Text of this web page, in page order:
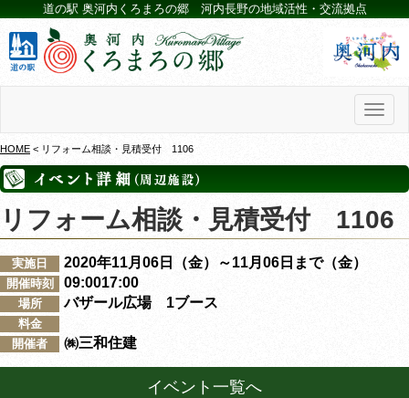
道の駅 奥河内くろまろの郷 河内長野の地域活性・交流拠点
HOME < リフォーム相談・見積受付 1106
リフォーム相談・見積受付 1106
実施日 2020年11月06日（金）～11月06日まで（金）
開催時刻 09:0017:00
場所 バザール広場 1ブース
料金
開催者
㈱三和住建
イベント一覧へ